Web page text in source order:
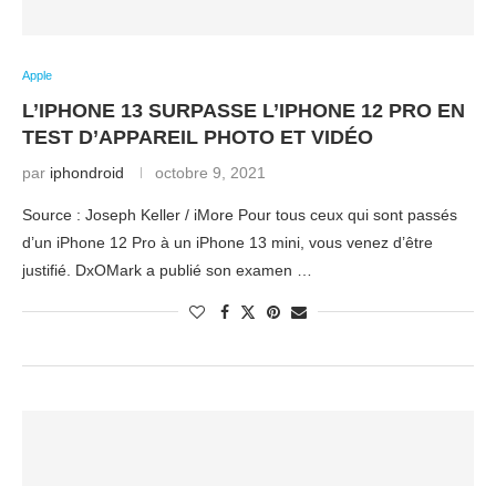
Apple
L’IPHONE 13 SURPASSE L’IPHONE 12 PRO EN
TEST D’APPAREIL PHOTO ET VIDÉO
par iphondroid octobre 9, 2021
Source : Joseph Keller / iMore Pour tous ceux qui sont passés
d’un iPhone 12 Pro à un iPhone 13 mini, vous venez d’être
justifié. DxOMark a publié son examen …